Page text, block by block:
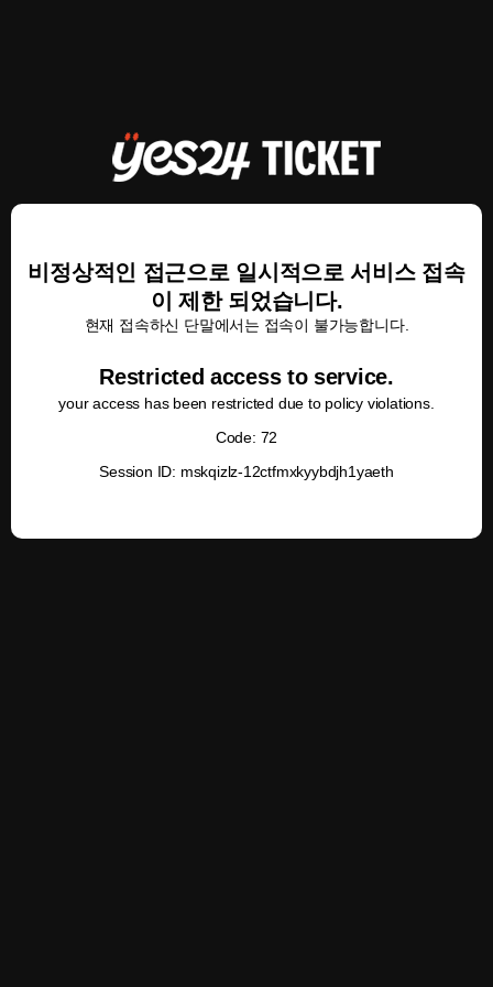
비정상적인 접근으로 일시적으로 서비스 접속
이 제한 되었습니다.
현재 접속하신 단말에서는 접속이 불가능합니다.
Restricted access to service.
your access has been restricted due to policy violations.
Code: 72
Session ID: mskqizlz-12ctfmxkyybdjh1yaeth